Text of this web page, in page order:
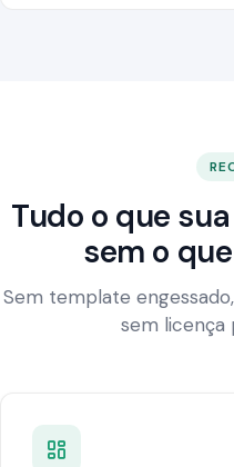
Tudo o que
sem o
Sem template
sem licença